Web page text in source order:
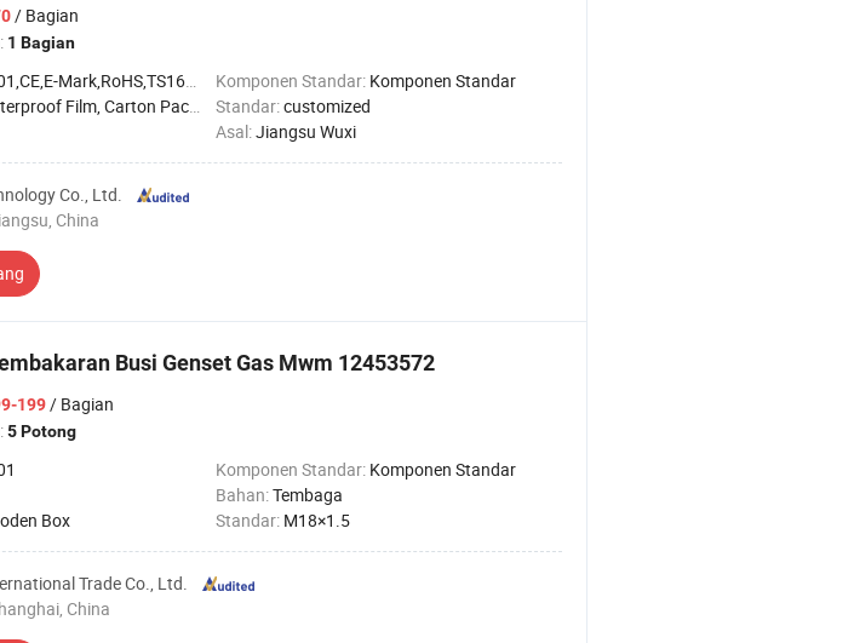
/ Bagian
1 Bagian
Mark,RoHS,TS16949 Komponen Standar: Komponen Standar
Film, Carton Packing, Wooden Cases Standar:customized
Asal:Jiangsu Wuxi
Co., Ltd.
China
Busi Genset Gas Mwm 12453572
199/ Bagian
5 Potong
Komponen Standar: Komponen Standar
Bahan:Tembaga
Box Standar: M18×1.5
Trade Co., Ltd.
China